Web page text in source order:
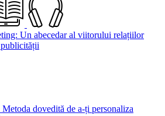
Un abecedar al viitorului relațiilor